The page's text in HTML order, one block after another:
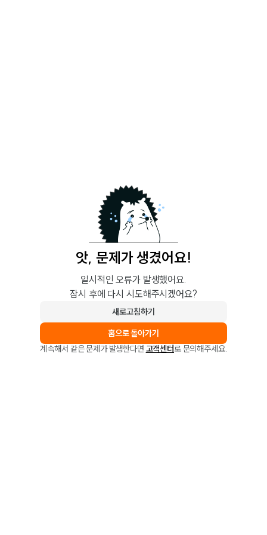
앗, 문제가 생겼어요!
일시적인 오류가 발생했어요.
잠시 후에 다시 시도해주시겠어요?
새로고침하기
홈으로 돌아가기
계속해서 같은 문제가 발생한다면 고객센터로 문의해주세요.